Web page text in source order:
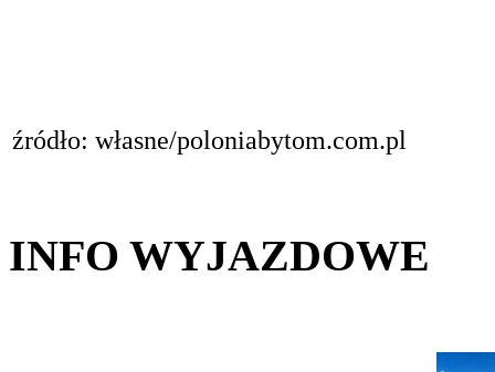
źródło: własne/poloniabytom.com.pl
INFO WYJAZDOWE